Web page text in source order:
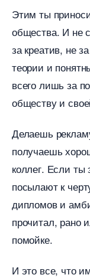
Этим ты
общества. И не
за креатив, не
теории и
сего лишь за
обществу и
Делаешь
получаешь
коллег. Если ты
посылают к
дипломов и
прочитал, рано
помойке.
И это все, что